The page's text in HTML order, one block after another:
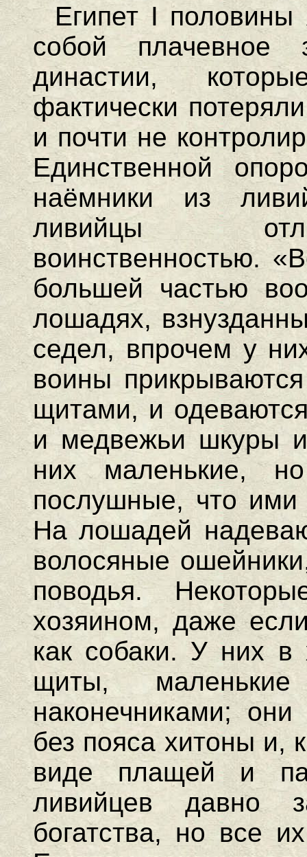
Египет I
собой
династии,
фактически
и почти не
Единственной
наёмники из
ливийцы
воинственностью.
большей частью
лошадях,
седел, впрочем у
воины
щитами, и
и медвежьи шкуры
них маленькие,
послушные, что ими
На лошадей
волосяные
поводья.
хозяином, даже
как собаки. У них
щиты,
наконечниками;
без пояса хитоны и,
виде плащей и
ливийцев давно
богатства, но все